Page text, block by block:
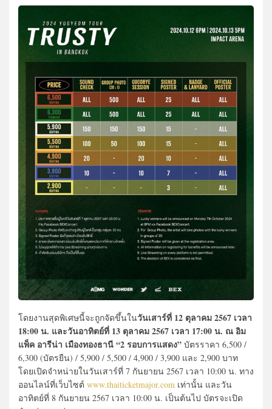
โดยงานสุดพิเศษนี้จะถูกจัดขึ้นในวันเสาร์ที่ 12 ตุลาคม 2567 เวลา
18:00 น. และวันอาทิตย์ที่ 13 ตุลาคม 2567 เวลา 17:00 น. ณ อิม
แพ็ค อารีน่า เมืองทองธานี “2 รอบการแสดง” บัตรราคา 6,500 /
6,300 (บัตรยืน) / 5,900 / 5,500 / 4,900 / 3,900 และ 2,900 บาท
โดยเปิดจำหน่ายในวันเสาร์ที่ 7 กันยายน 2567 เวลา 10:00 น. ทาง
ออนไลน์ที่เว็บไซต์ www.thaiticketmajor.com เท่านั้น และวัน
อาทิตย์ที่ 8 กันยายน 2567 เวลา 10:00 น. เป็นต้นไป บัตรจะเปิด